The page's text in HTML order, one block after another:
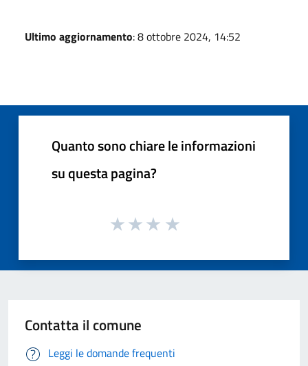
Ultimo aggiornamento: 8 ottobre 2024, 14:52
Quanto sono chiare le informazioni
su questa pagina?
Contatta il comune
Leggi le domande frequenti